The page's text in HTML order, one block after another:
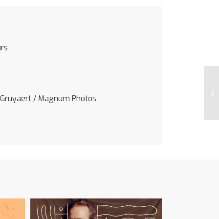
/ Magnum Photos